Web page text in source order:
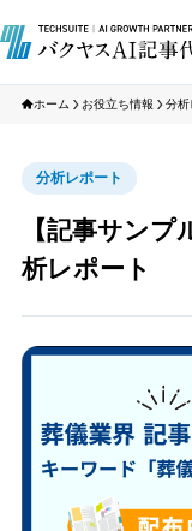
ホーム お役立ち情報 分析
分析レポート
【記事サン
析レポート